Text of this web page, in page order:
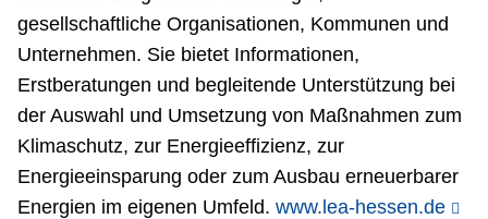
gesellschaftliche Organisationen, Kommunen und
Unternehmen. Sie bietet Informationen,
Erstberatungen und begleitende Unterstützung bei
der Auswahl und Umsetzung von Maßnahmen zum
Klimaschutz, zur Energieeffizienz, zur
Energieeinsparung oder zum Ausbau erneuerbarer
Energien im eigenen Umfeld. www.lea-hessen.de